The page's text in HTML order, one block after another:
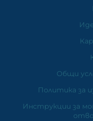
Общи
Политика за
Инструкции за